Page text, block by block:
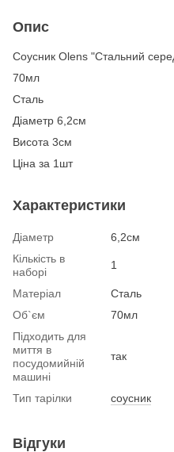
Опис
Соусник Olens "Стальний
70мл
Сталь
Діаметр 6,2см
Висота 3см
Ціна за 1шт
Характеристики
Діаметр
6,2см
Кількість в
наборі
1
Матеріал
Сталь
Об`єм
70мл
Підходить для
миття в
посудомийній
машині
так
Тип тарілки соусник
Відгуки